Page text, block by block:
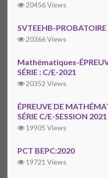
20456 Views
SVTEEHB-PROBATOIRE
20366 Views
Mathématiques-
SÉRIE : C/E-2021
20352 Views
ÉPREUVE DE
SÉRIE C/E-SESSION 2021
19905 Views
PCT BEPC:2020
19721 Views